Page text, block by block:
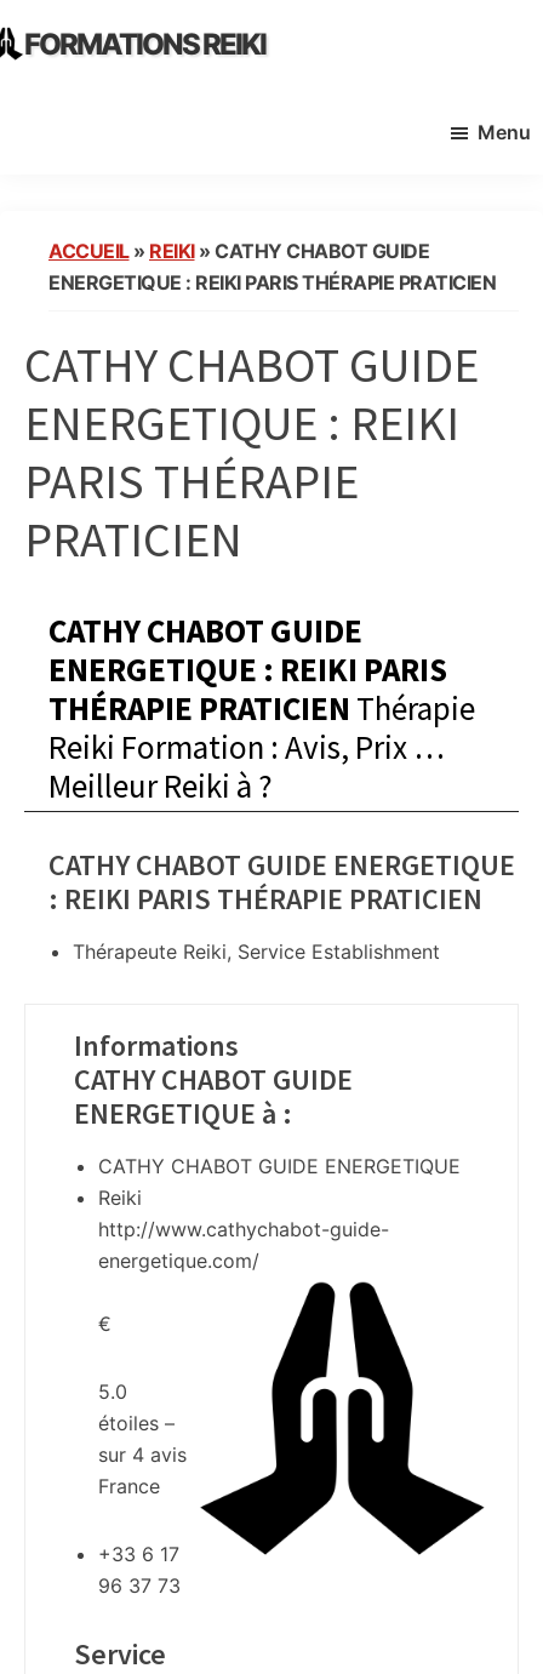
to
to FORMATIONS REIKI
France
Menu
ACCUEIL» REIKI» CATHY CHABOT GUIDE
ENERGETIQUE : REIKI PARIS THÉRAPIE PRATICIEN
CATHY CHABOT GUIDE
ENERGETIQUE : REIKI
PARIS THÉRAPIE
PRATICIEN
CATHY CHABOT GUIDE
ENERGETIQUE : REIKI PARIS
THÉRAPIE PRATICIEN Thérapie
Reiki Formation : Avis, Prix …
Meilleur Reiki à ?
CATHY CHABOT GUIDE ENERGETIQUE
: REIKI PARIS THÉRAPIE PRATICIEN
Thérapeute Reiki, Service Establishment
Informations
CATHY CHABOT GUIDE
ENERGETIQUE à :
CATHY CHABOT GUIDE ENERGETIQUE
Reiki
http://www.cathychabot-guide-
energetique.com/
€
5.0
étoiles –
sur 4 avis
France
+33 6 17
96 37 73
Service